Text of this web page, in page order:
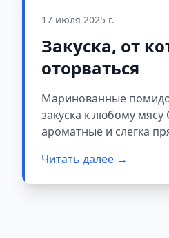
17 июля 2025 г.
Закуска, от
оторваться
Маринованные
закуска к любому
ароматные и слегка
дополнением к…
Читать далее →